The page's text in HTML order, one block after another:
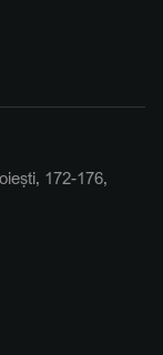
172-176,